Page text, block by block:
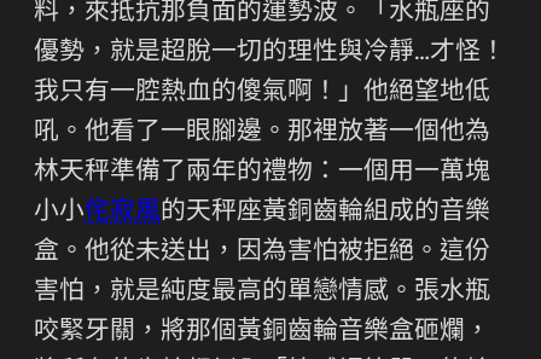
料，來抵抗那負面的運勢波。「水瓶座的
優勢，就是超脫一切的理性與冷靜…才怪！
我只有一腔熱血的傻氣啊！」他絕望地低
吼。他看了一眼腳邊。那裡放著一個他為
林天秤準備了兩年的禮物：一個用一萬塊
小小侘寂風的天秤座黃銅齒輪組成的音樂
盒。他從未送出，因為害怕被拒絕。這份
害怕，就是純度最高的單戀情感。張水瓶
咬緊牙關，將那個黃銅齒輪音樂盒砸爛，